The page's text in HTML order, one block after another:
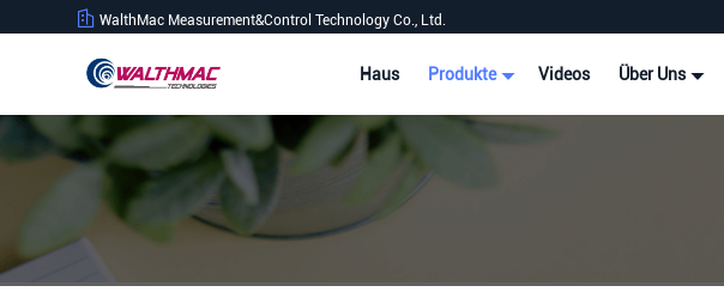
WalthMac Measurement&Control Technology Co., Ltd.
Haus Produkte Videos Über Uns